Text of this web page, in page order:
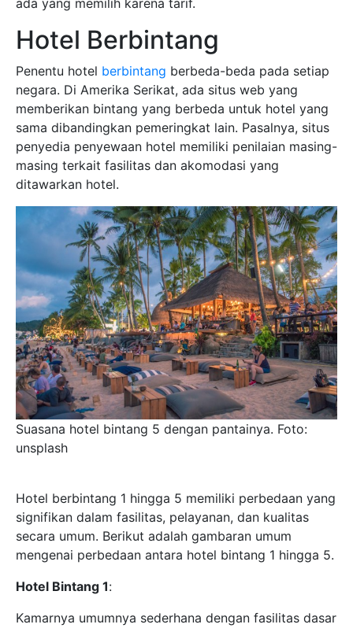
Hotel Berbintang
Penentu hotel berbintang berbeda-beda pada setiap
negara. Di Amerika Serikat, ada situs web yang
memberikan bintang yang berbeda untuk hotel yang
sama dibandingkan pemeringkat lain. Pasalnya, situs
penyedia penyewaan hotel memiliki penilaian masing-
masing terkait fasilitas dan akomodasi yang
ditawarkan hotel.
Suasana hotel bintang 5 dengan pantainya. Foto:
unsplash
Hotel berbintang 1 hingga 5 memiliki perbedaan yang
signifikan dalam fasilitas, pelayanan, dan kualitas
secara umum. Berikut adalah gambaran umum
mengenai perbedaan antara hotel bintang 1 hingga 5.
Hotel Bintang 1:
Kamarnya umumnya sederhana dengan fasilitas dasar